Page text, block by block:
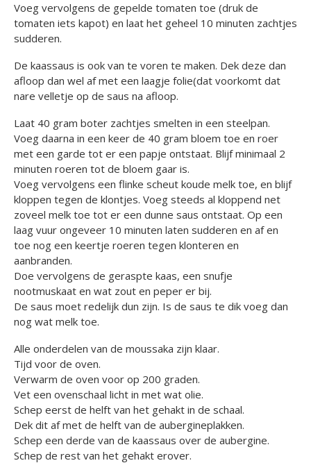
Voeg vervolgens de gepelde tomaten toe (druk de
tomaten iets kapot) en laat het geheel 10 minuten zachtjes
sudderen.
De kaassaus is ook van te voren te maken. Dek deze dan
afloop dan wel af met een laagje folie(dat voorkomt dat
nare velletje op de saus na afloop.
Laat 40 gram boter zachtjes smelten in een steelpan.
Voeg daarna in een keer de 40 gram bloem toe en roer
met een garde tot er een papje ontstaat. Blijf minimaal 2
minuten roeren tot de bloem gaar is.
Voeg vervolgens een flinke scheut koude melk toe, en blijf
kloppen tegen de klontjes. Voeg steeds al kloppend net
zoveel melk toe tot er een dunne saus ontstaat. Op een
laag vuur ongeveer 10 minuten laten sudderen en af en
toe nog een keertje roeren tegen klonteren en
aanbranden.
Doe vervolgens de geraspte kaas, een snufje
nootmuskaat en wat zout en peper er bij.
De saus moet redelijk dun zijn. Is de saus te dik voeg dan
nog wat melk toe.
Alle onderdelen van de moussaka zijn klaar.
Tijd voor de oven.
Verwarm de oven voor op 200 graden.
Vet een ovenschaal licht in met wat olie.
Schep eerst de helft van het gehakt in de schaal.
Dek dit af met de helft van de aubergineplakken.
Schep een derde van de kaassaus over de aubergine.
Schep de rest van het gehakt erover.